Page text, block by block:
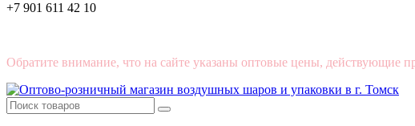
+7 901 611 42 10
Обратите внимание, что на сайте указаны оптовые цены, действующие